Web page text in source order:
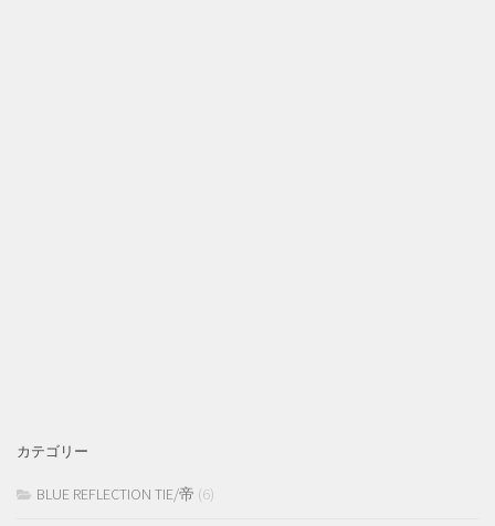
カテゴリー
BLUE REFLECTION TIE/帝 (6)